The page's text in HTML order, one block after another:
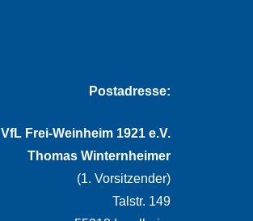
Postadresse:
VfL Frei-Weinheim 1921 e.V.
Thomas Winternheimer
(1. Vorsitzender)
Talstr. 149